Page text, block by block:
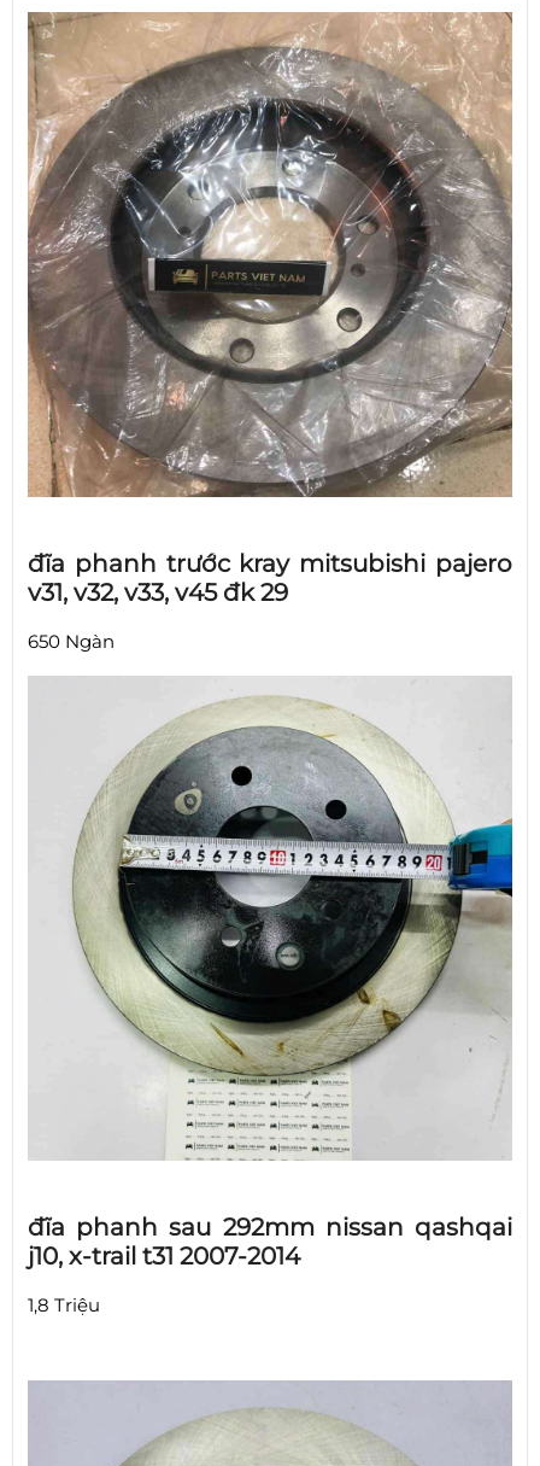
đĩa phanh trước kray mitsubishi pajero
v31, v32, v33, v45 đk 29
650 Ngàn
đĩa phanh sau 292mm nissan qashqai
j10, x-trail t31 2007-2014
1,8 Triệu